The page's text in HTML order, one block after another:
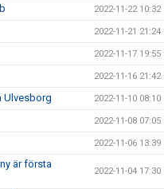
2022-11-22 10:32
2022-11-21 21:24
2022-11-17 19:55
2022-11-16 21:42
Ulvesborg 2022-11-10 08:10
2022-11-08 07:05
2022-11-06 13:39
är första
2022-11-04 17:30